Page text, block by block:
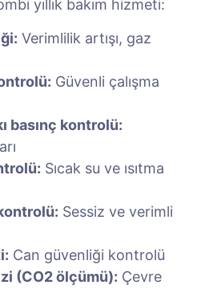
yıllık bakım hizmeti:
Verimlilik artışı, gaz
Güvenli çalışma
basınç kontrolü:
Sıcak su ve ısıtma
Sessiz ve verimli
Can güvenliği kontrolü
(CO2 ölçümü): Çevre